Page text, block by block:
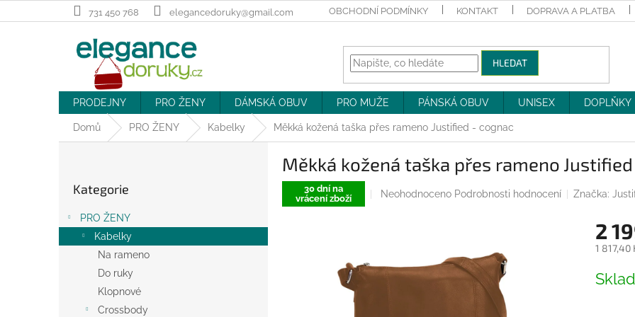
na
731 450 768 elegancedoruky@gmail.com OBCHODNÍ PODMÍNKY KONTAKT DOPRAVA A PLATBA
HLEDAT
PRODEJNY PRO ŽENY DÁMSKÁ OBUV PRO MUŽE PÁNSKÁ OBUV UNISEX DOPLŇKY
Domů PRO ŽENY Kabelky Měkká kožená taška přes rameno Justified - cognac
a
n
kategorie
Kategorie
PRO ŽENY
Kabelky
Na rameno
Do ruky
Klopnové
Crossbody
Měkká kožená taška přes rameno
30 dní na
vrácení zboží
Průměrné
5
Neohodnoceno Podrobnosti hodnocení Značka:
2
1 817,40
cena: